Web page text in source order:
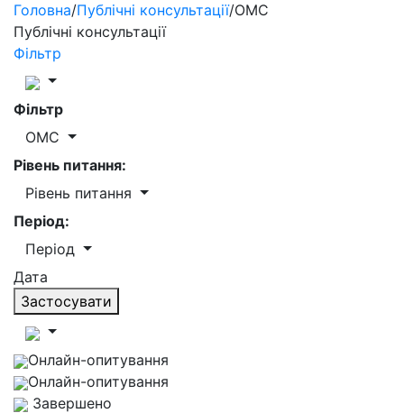
Головна/Публічні консультації/ОМС
Публічні консультації
Фільтр
Фільтр
ОМС
Рівень питання:
Рівень питання
Період:
Період
Дата
Застосувати
Онлайн-опитування
Онлайн-опитування
Завершено